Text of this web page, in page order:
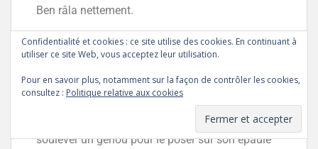
Ben râla nettement.
– Moi aussi je t’aime, abruti… et les représailles
seront terribles.
En réponse, Nat sourit de toutes ses dents. Il se
redressa et tira sur les hanches de Ben, tendant
ses bras lacés au-dessus de sa tête avant de
soulever un genou pour le poser sur son épaule
Confidentialité et cookies : ce site utilise des cookies. En continuant à
utiliser ce site Web, vous acceptez leur utilisation.
Pour en savoir plus, notamment sur la façon de contrôler les cookies,
consultez : Politique relative aux cookies